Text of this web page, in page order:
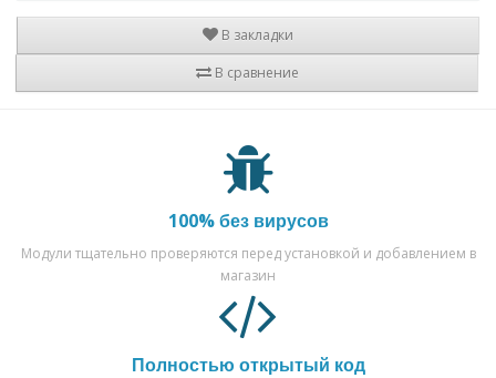
В закладки
В сравнение
100% без вирусов
Модули тщательно проверяются перед установкой и добавлением в
магазин
Полностью открытый код